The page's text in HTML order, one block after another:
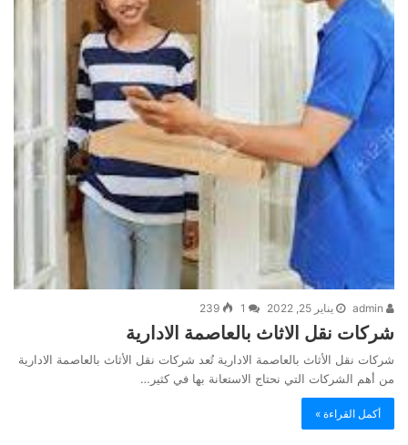
يناير 25, 2022 1
239
شركات نقل الاثاث بالعاصمة الادارية
شركات نقل الأثاث بالعاصمة الادارية تُعد شركات نقل الأثاث بالعاصمة الادارية
من أهم الشركات التي نحتاج الاستعانة بها في كثير…
أكمل القراءة »